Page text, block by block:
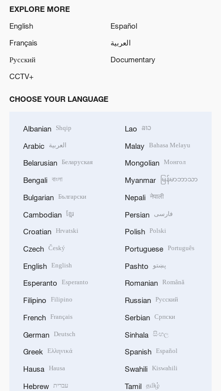
EXPLORE MORE
English
Español
Français
العربية
Русский
Documentary
CCTV+
CHOOSE YOUR LANGUAGE
Albanian Shqip
Arabic العربية
Belarusian Беларуская
Bengali বাংলা
Bulgarian Български
Cambodian ខ្មែរ
Croatian Hrvatski
Czech Český
English English
Esperanto Esperanto
Filipino Filipino
French Français
German Deutsch
Greek Ελληνικά
Hausa Hausa
Hebrew עברית
Lao ລາວ
Malay Bahasa Melayu
Mongolian Монгол
Myanmar မြန်မာဘာသာ
Nepali नेपाली
Persian فارسی
Polish Polski
Portuguese Português
Pashto پښتو
Romanian Română
Russian Русский
Serbian Српски
Sinhala සිංහල
Spanish Español
Swahili Kiswahili
Tamil தமிழ்